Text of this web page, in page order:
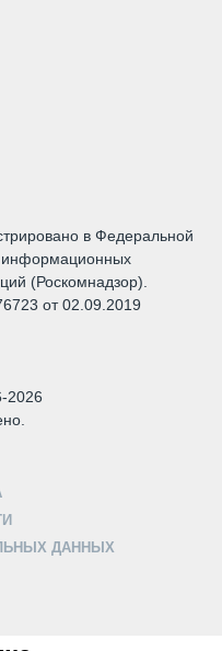
в Федеральной
информационных
(Роскомнадзор).
от 02.09.2019
2026
ДАННЫХ